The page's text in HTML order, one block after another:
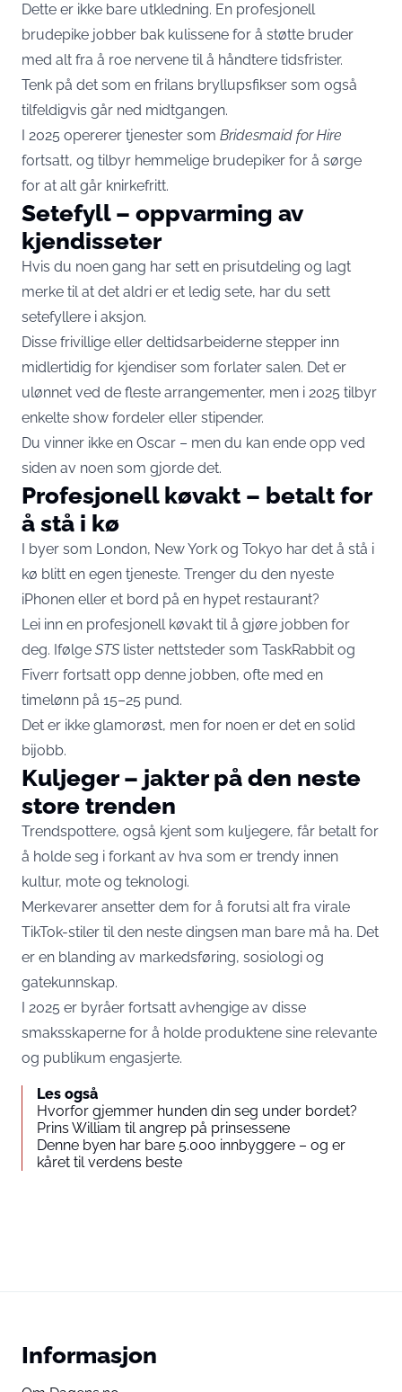
Dette er ikke bare utkledning. En profesjonell
brudepike jobber bak kulissene for å støtte bruder
med alt fra å roe nervene til å håndtere tidsfrister.
Tenk på det som en frilans bryllupsfikser som også
tilfeldigvis går ned midtgangen.
I 2025 opererer tjenester som Bridesmaid for Hire
fortsatt, og tilbyr hemmelige brudepiker for å sørge
for at alt går knirkefritt.
Setefyll – oppvarming av
kjendisseter
Hvis du noen gang har sett en prisutdeling og lagt
merke til at det aldri er et ledig sete, har du sett
setefyllere i aksjon.
Disse frivillige eller deltidsarbeiderne stepper inn
midlertidig for kjendiser som forlater salen. Det er
ulønnet ved de fleste arrangementer, men i 2025 tilbyr
enkelte show fordeler eller stipender.
Du vinner ikke en Oscar – men du kan ende opp ved
siden av noen som gjorde det.
Profesjonell køvakt – betalt for
å stå i kø
I byer som London, New York og Tokyo har det å stå i
kø blitt en egen tjeneste. Trenger du den nyeste
iPhonen eller et bord på en hypet restaurant?
Lei inn en profesjonell køvakt til å gjøre jobben for
deg. Ifølge STSlister nettsteder som TaskRabbit og
Fiverr fortsatt opp denne jobben, ofte med en
timelønn på 15–25 pund.
Det er ikke glamorøst, men for noen er det en solid
bijobb.
Kuljeger – jakter på den neste
store trenden
Trendspottere, også kjent som kuljegere, får betalt for
å holde seg i forkant av hva som er trendy innen
kultur, mote og teknologi.
Merkevarer ansetter dem for å forutsi alt fra virale
TikTok-stiler til den neste dingsen man bare må ha. Det
er en blanding av markedsføring, sosiologi og
gatekunnskap.
I 2025 er byråer fortsatt avhengige av disse
smaksskaperne for å holde produktene sine relevante
og publikum engasjerte.
Les også
Hvorfor gjemmer hunden din seg under bordet?
Prins William til angrep på prinsessene
Denne byen har bare 5.000 innbyggere – og er
kåret til verdens beste
Informasjon